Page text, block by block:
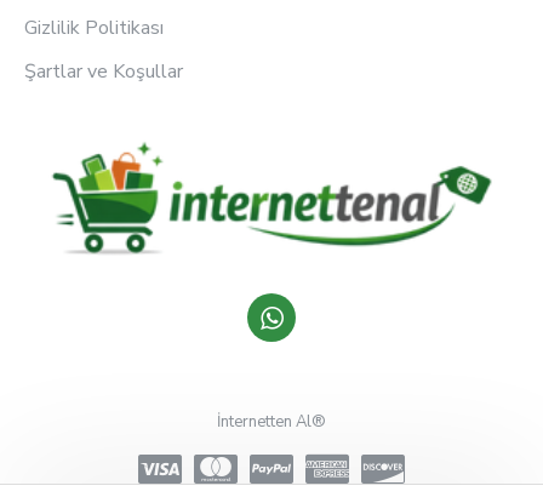
Gizlilik Politikası
Şartlar ve Koşullar
İnternetten Al®